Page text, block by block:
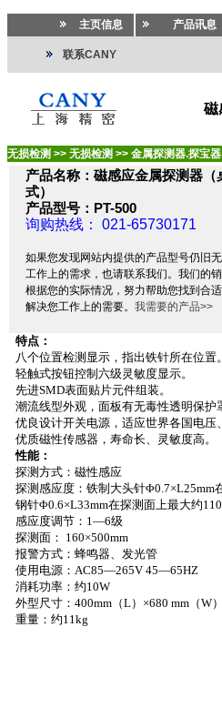
主页信息 产品讯息
联系CANY
磁
无损检测 >> 无损检测 >> 金属探测器.探宝
产品名称：磁感应金属探测器（
式）
产品型号：PT-500
询购热线： 021-65730171
如果您发现网站内提供的产品型号仍旧
工作上的需求，也请联系我们。我们的
根据您的实际情况，努力帮助您找到合适
解决您工作上的需要。 我需要的产品>>
特点：
八个位置检测显示，指出铁针所在位置。
轻触式按钮控制六级灵敏度显示。
先进SMD表面贴片元件组装。
潮流线型外观，面板有无毒性透明保护
优良设计开关电源，适应世界各国电压
优质磁性传感器，寿命长、灵敏度高。
性能：
探测方式：磁性感应
探测感应度：铁制大头针Φ0.7×L25mm
钢针Φ0.6×L33mm在探测面上最大约
感应度调节： 1—6级
探测面： 160×500mm
报警方式：蜂鸣器、发光管
使用电源：AC85—265V 45—65HZ
消耗功率：约10W
外型尺寸：400mm （L） ×680 mm （W）
重量：约11kg